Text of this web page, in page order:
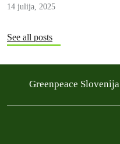
14 julija, 2025
See all posts
Greenpeace Slovenija